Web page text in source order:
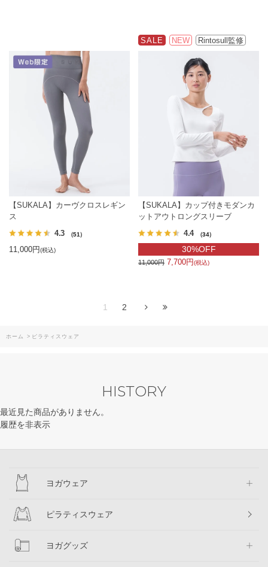
【SUKALA】カーヴクロスレギン
ス
4.3 （51）
11,000円(税込)
SALE NEW Rintosull監修
【SUKALA】カップ付きモダンカ
ットアウトロングスリーブ
4.4 （34）
30%OFF
11,000円 7,700円(税込)
1 2
ホーム > ピラティスウェア
HISTORY
最近見た商品がありません。
履歴を非表示
ヨガウェア
ピラティスウェア
ヨガグッズ